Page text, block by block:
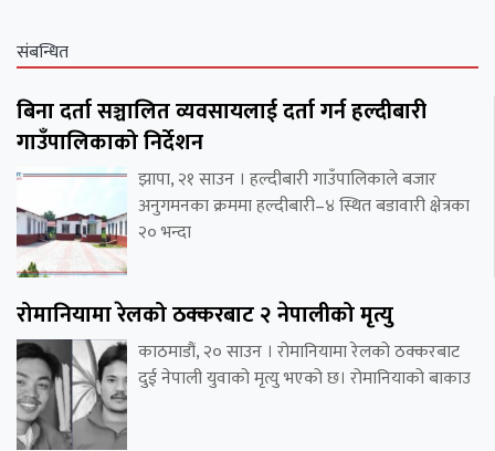
संबन्धित
बिना दर्ता सञ्चालित व्यवसायलाई दर्ता गर्न हल्दीबारी
गाउँपालिकाको निर्देशन
झापा, २१ साउन । हल्दीबारी गाउँपालिकाले बजार
अनुगमनका क्रममा हल्दीबारी–४ स्थित बडावारी क्षेत्रका
२० भन्दा
रोमानियामा रेलको ठक्करबाट २ नेपालीको मृत्यु
काठमाडौं, २० साउन । रोमानियामा रेलको ठक्करबाट
दुई नेपाली युवाको मृत्यु भएको छ। रोमानियाको बाकाउ